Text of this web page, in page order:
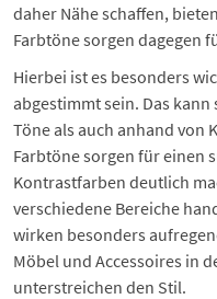
daher Nähe schaffen,
Farbtöne sorgen dagegen
Hierbei ist es besonders
abgestimmt sein. Das
Töne als auch anhand von
Farbtöne sorgen für einen
Kontrastfarben deutlich
verschiedene Bereiche
wirken besonders
Möbel und Accessoires in
unterstreichen den Stil.